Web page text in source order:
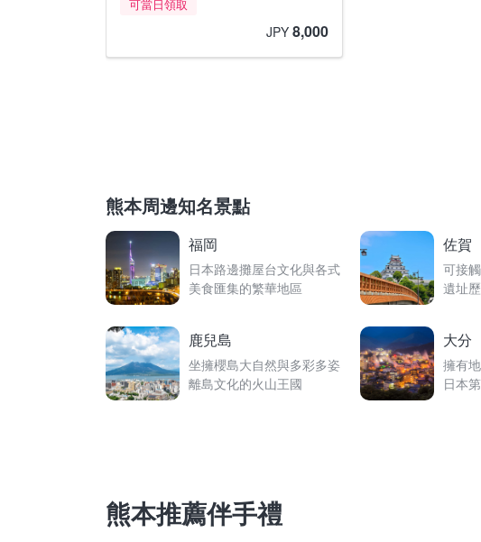
可當日領取
JPY 8,000
熊本周邊知名景點
福岡
日本路邊攤屋台文化與各式
美食匯集的繁華地區
佐賀
可接
遺址
鹿兒島
坐擁櫻島大自然與多彩多姿
離島文化的火山王國
大分
擁有
日本
熊本推薦伴手禮